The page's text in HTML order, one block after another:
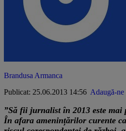
Brandusa Armanca
Publicat: 25.06.2013 14:56 Adaugă-ne
”Să fii jurnalist în 2013 este mai
În afara amenințărilor curente